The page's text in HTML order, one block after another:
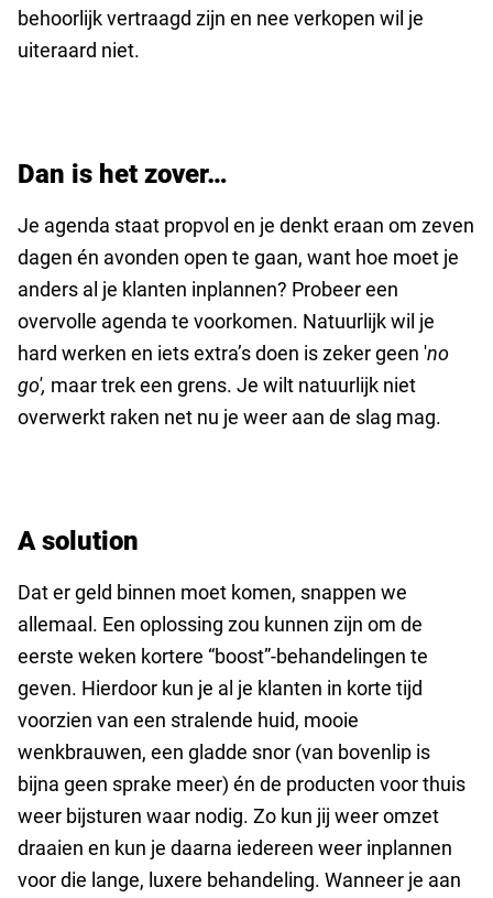
behoorlijk vertraagd zijn en nee verkopen wil je
uiteraard niet.
Dan is het zover…
Je agenda staat propvol en je denkt eraan om zeven
dagen én avonden open te gaan, want hoe moet je
anders al je klanten inplannen? Probeer een
overvolle agenda te voorkomen. Natuurlijk wil je
hard werken en iets extra’s doen is zeker geen 'no
go', maar trek een grens. Je wilt natuurlijk niet
overwerkt raken net nu je weer aan de slag mag.
A solution
Dat er geld binnen moet komen, snappen we
allemaal. Een oplossing zou kunnen zijn om de
eerste weken kortere “boost”-behandelingen te
geven. Hierdoor kun je al je klanten in korte tijd
voorzien van een stralende huid, mooie
wenkbrauwen, een gladde snor (van bovenlip is
bijna geen sprake meer) én de producten voor thuis
weer bijsturen waar nodig. Zo kun jij weer omzet
draaien en kun je daarna iedereen weer inplannen
voor die lange, luxere behandeling. Wanneer je aan